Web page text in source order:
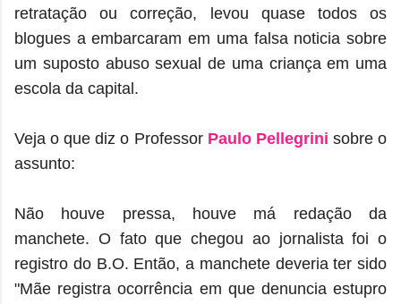
retratação ou correção, levou quase todos os
blogues a embarcaram em uma falsa noticia sobre
um suposto abuso sexual de uma criança em uma
escola da capital.
Veja o que diz o Professor Paulo Pellegrini sobre o
assunto:
Não houve pressa, houve má redação da
manchete. O fato que chegou ao jornalista foi o
registro do B.O. Então, a manchete deveria ter sido
"Mãe registra ocorrência em que denuncia estupro